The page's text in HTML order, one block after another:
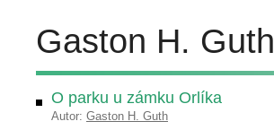
Gaston H. Guth
O parku u zámku Orlíka
Autor: Gaston H. Guth